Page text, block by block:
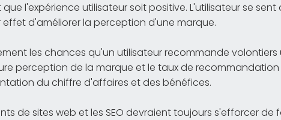
l'expérience utilisateur soit positive. L'utilisateur se
d'améliorer la perception d'une marque.
les chances qu'un utilisateur recommande volontiers
perception de la marque et le taux de
du chiffre d'affaires et des bénéfices.
de sites web et les SEO devraient toujours s'efforcer de